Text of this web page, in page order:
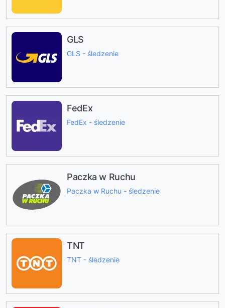
GLS
GLS - śledzenie
FedEx
FedEx - śledzenie
Paczka w Ruchu
Paczka w Ruchu - śledzenie
TNT
TNT - śledzenie